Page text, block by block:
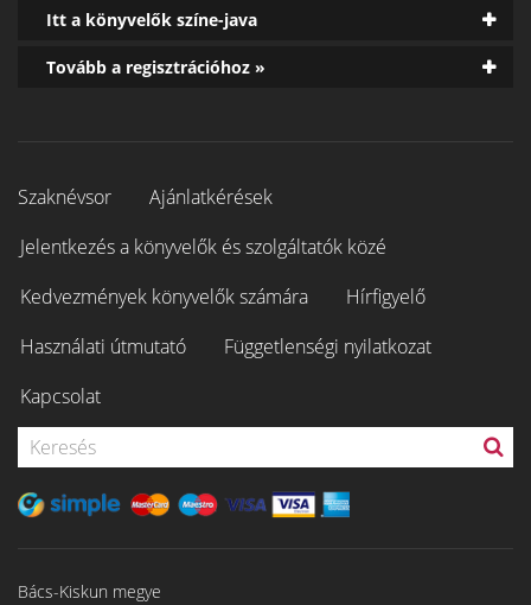
Itt a könyvelők színe-java
Tovább a regisztrációhoz »
Szaknévsor
Ajánlatkérések
Jelentkezés a könyvelők és szolgáltatók közé
Kedvezmények könyvelők számára
Hírfigyelő
Használati útmutató
Függetlenségi nyilatkozat
Kapcsolat
Bács-Kiskun megye